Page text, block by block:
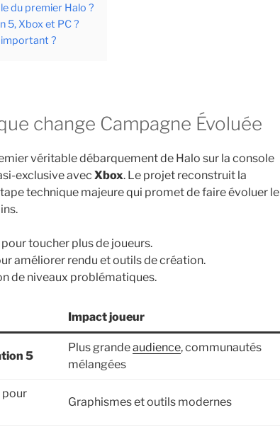
du premier Halo ?
5, Xbox et PC ?
important ?
change Campagne Évoluée
véritable débarquement de Halo sur la console
exclusive avec Xbox. Le projet reconstruit la
technique majeure qui promet de faire évoluer le
toucher plus de joueurs.
améliorer rendu et outils de création.
de niveaux problématiques.
Impact joueur
5
Plus grandeaudience, communautés
mélangées
pour
Graphismes et outils modernes